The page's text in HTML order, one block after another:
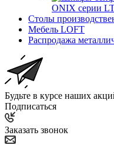
ONIX серии
Столы
Мебель LOFT
Распродажа
Будьте в курсе наших
Подписаться
Заказать звонок